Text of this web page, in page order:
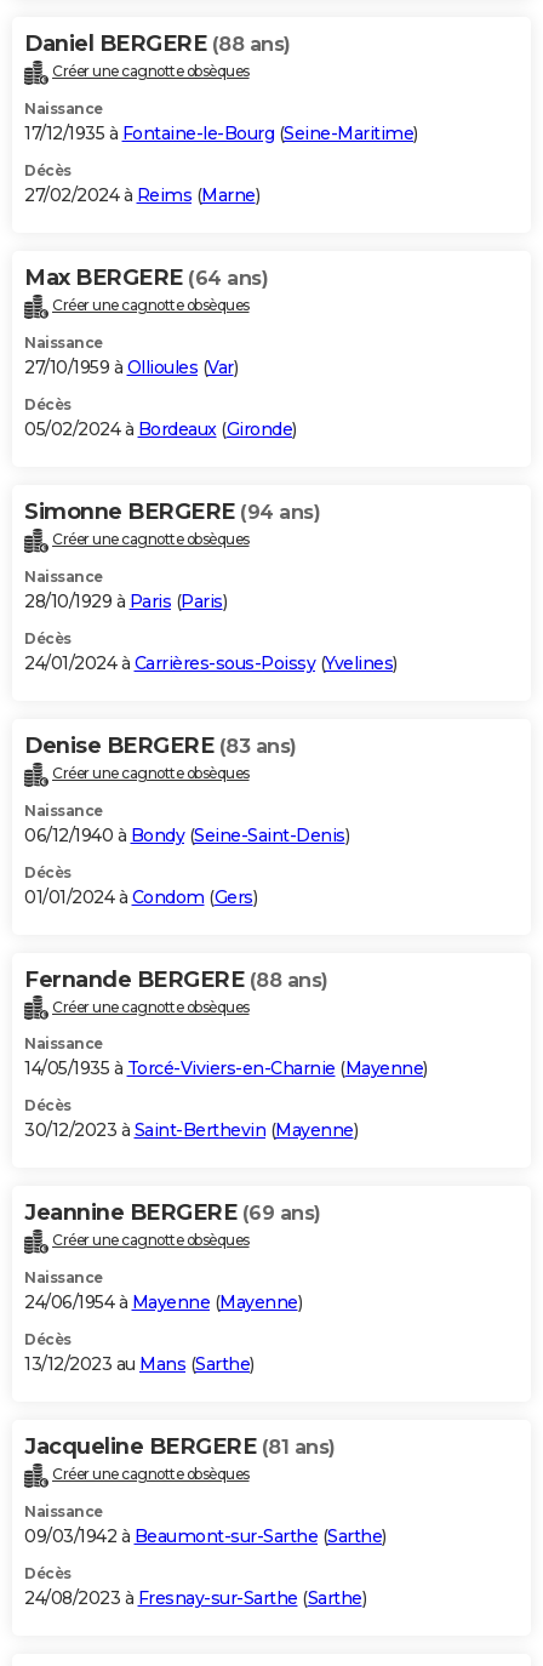
Daniel BERGERE (88 ans)
Créer une cagnotte obsèques
Naissance
17/12/1935 à Fontaine-le-Bourg (Seine-Maritime)
Décès
27/02/2024 à Reims (Marne)
Max BERGERE (64 ans)
Créer une cagnotte obsèques
Naissance
27/10/1959 à Ollioules (Var)
Décès
05/02/2024 à Bordeaux(Gironde)
Simonne BERGERE (94 ans)
Créer une cagnotte obsèques
Naissance
28/10/1929 à Paris (Paris)
Décès
24/01/2024 à Carrières-sous-Poissy(Yvelines)
Denise BERGERE (83 ans)
Créer une cagnotte obsèques
Naissance
06/12/1940 à Bondy(Seine-Saint-Denis)
Décès
01/01/2024 à Condom (Gers)
Fernande BERGERE (88 ans)
Créer une cagnotte obsèques
Naissance
14/05/1935 à Torcé-Viviers-en-Charnie (Mayenne)
Décès
30/12/2023 à Saint-Berthevin (Mayenne)
Jeannine BERGERE (69 ans)
Créer une cagnotte obsèques
Naissance
24/06/1954 à Mayenne (Mayenne)
Décès
13/12/2023 au Mans (Sarthe)
Jacqueline BERGERE (81 ans)
Créer une cagnotte obsèques
Naissance
09/03/1942 à Beaumont-sur-Sarthe (Sarthe)
Décès
24/08/2023 à Fresnay-sur-Sarthe (Sarthe)